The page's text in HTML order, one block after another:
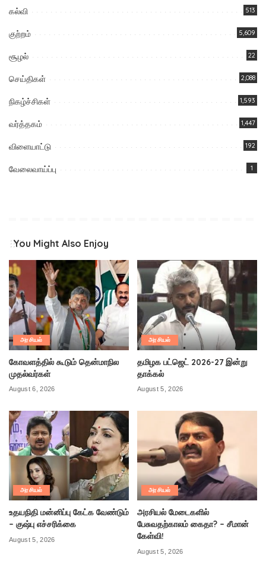
கல்வி 513
குற்றம் 5,609
சூழல் 22
செய்திகள் 2,088
நிகழ்ச்சிகள் 1,593
வர்த்தகம் 1,447
விளையாட்டு 192
வேலைவாய்ப்பு 1
You Might Also Enjoy
அரசியல்
கோவளத்தில் கூடும் தென்மாநில
முதல்வர்கள்
August 6, 2026
அரசியல்
தமிழக பட்ஜெட் 2026-27 இன்று
தாக்கல்
August 5, 2026
அரசியல்
உதயநிதி மன்னிப்பு கேட்க வேண்டும்
– குஷ்பு எச்சரிக்கை
August 5, 2026
அரசியல்
அரசியல் மேடைகளில்
பேசுவதற்காலம் கைதா? – சீமான்
கேள்வி!
August 5, 2026